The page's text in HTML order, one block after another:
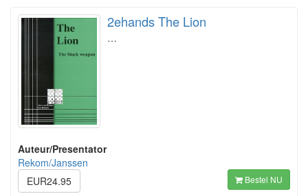
2ehands The Lion
…
Auteur/Presentator
Rekom/Janssen
EUR24.95
Bestel NU